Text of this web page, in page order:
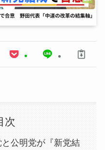
次
と公明党が『新党結